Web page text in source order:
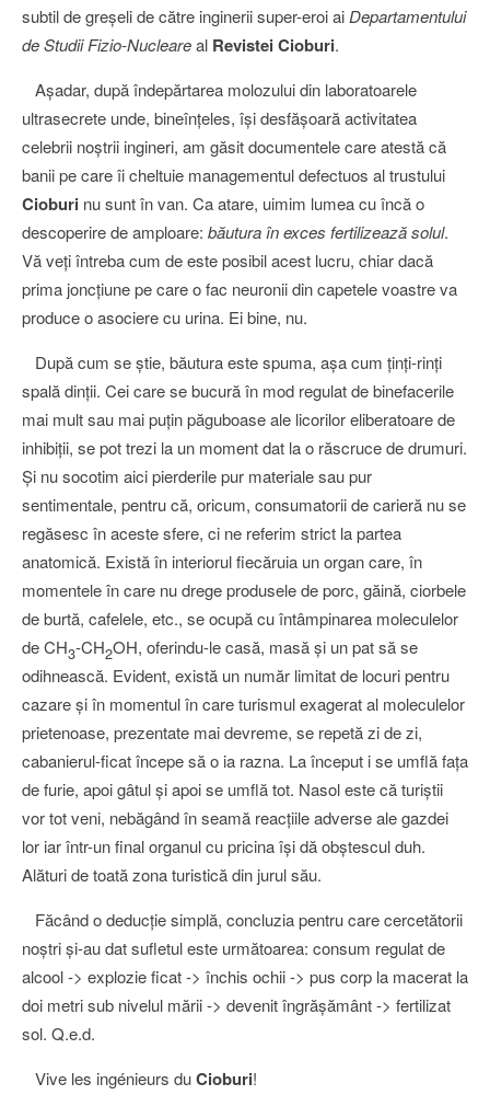
subtil de greşeli de către inginerii super-eroi ai Departamentului
de Studii Fizio-Nucleareal Revistei Cioburi.
Aşadar, după îndepărtarea molozului din laboratoarele
ultrasecrete unde, bineînţeles, îşi desfăşoară activitatea
celebrii noştrii ingineri, am găsit documentele care atestă că
banii pe care îi cheltuie managementul defectuos al trustului
Cioburi nu sunt în van. Ca atare, uimim lumea cu încă o
descoperire de amploare: băutura în exces fertilizează solul.
Vă veţi întreba cum de este posibil acest lucru, chiar dacă
prima joncţiune pe care o fac neuronii din capetele voastre va
produce o asociere cu urina. Ei bine, nu.
După cum se ştie, băutura este spuma, aşa cum ţinţi-rinţi
spală dinţii. Cei care se bucură în mod regulat de binefacerile
mai mult sau mai puţin păguboase ale licorilor eliberatoare de
inhibiţii, se pot trezi la un moment dat la o răscruce de drumuri.
Şi nu socotim aici pierderile pur materiale sau pur
sentimentale, pentru că, oricum, consumatorii de carieră nu se
regăsesc în aceste sfere, ci ne referim strict la partea
anatomică. Există în interiorul fiecăruia un organ care, în
momentele în care nu drege produsele de porc, găină, ciorbele
de burtă, cafelele, etc., se ocupă cu întâmpinarea moleculelor
de CH3-CH2OH, oferindu-le casă, masă şi un pat să se
odihnească. Evident, există un număr limitat de locuri pentru
cazare şi în momentul în care turismul exagerat al moleculelor
prietenoase, prezentate mai devreme, se repetă zi de zi,
cabanierul-ficat începe să o ia razna. La început i se umflă faţa
de furie, apoi gâtul şi apoi se umflă tot. Nasol este că turiştii
vor tot veni, nebăgând în seamă reacţiile adverse ale gazdei
lor iar într-un final organul cu pricina îşi dă obştescul duh.
Alături de toată zona turistică din jurul său.
Făcând o deducţie simplă, concluzia pentru care cercetătorii
noştri şi-au dat sufletul este următoarea: consum regulat de
alcool -> explozie ficat -> închis ochii -> pus corp la macerat la
doi metri sub nivelul mării -> devenit îngrăşământ -> fertilizat
sol. Q.e.d.
Vive les ingénieurs duCioburi!